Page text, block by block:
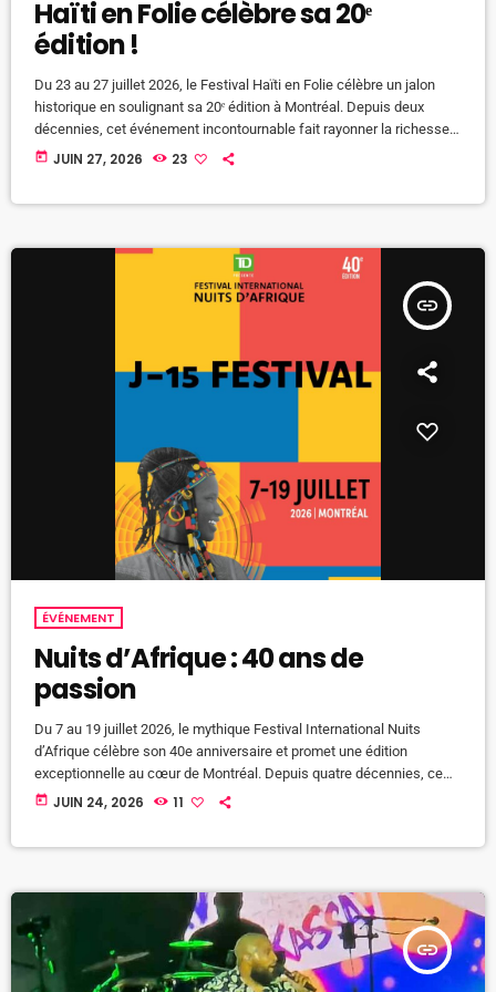
Haïti en Folie célèbre sa 20ᵉ
édition !
Du 23 au 27 juillet 2026, le Festival Haïti en Folie célèbre un jalon
historique en soulignant sa 20ᵉ édition à Montréal. Depuis deux
décennies, cet événement incontournable fait rayonner la richesse
culturelle d'Haïti et rassemble des milliers de festivaliers autour
today JUIN 27, 2026 23
insert_link
ÉVÉNEMENT
Nuits d’Afrique : 40 ans de
passion
Du 7 au 19 juillet 2026, le mythique Festival International Nuits
d’Afrique célèbre son 40e anniversaire et promet une édition
exceptionnelle au cœur de Montréal. Depuis quatre décennies, ce
rendez-vous incontournable fait rayonner les cultures de l’Afrique,
today JUIN 24, 2026 11
insert_link